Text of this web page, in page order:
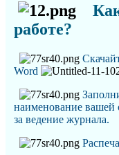
работе?
Word
наименование вашей
за ведение журнала.